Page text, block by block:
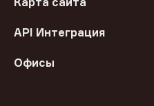
API Интеграция
Офисы